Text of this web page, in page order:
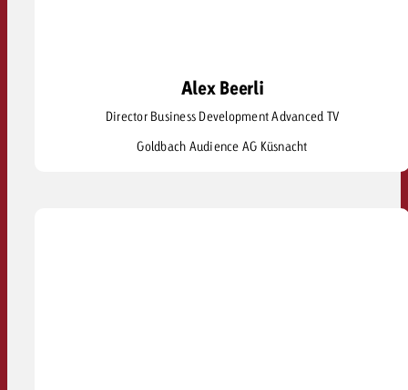
Alex Beerli
Director Business Development Advanced TV
Goldbach Audience AG Küsnacht
Alex Beerli
alex.beerli@goldbach.com